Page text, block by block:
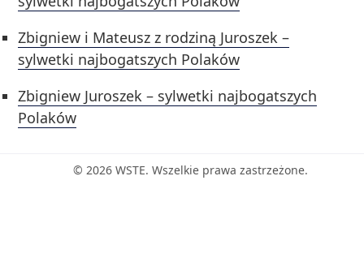
Zbigniew i Mateusz z rodziną Juroszek –
sylwetki najbogatszych Polaków
Zbigniew Juroszek – sylwetki najbogatszych
Polaków
© 2026 WSTE. Wszelkie prawa zastrzeżone.